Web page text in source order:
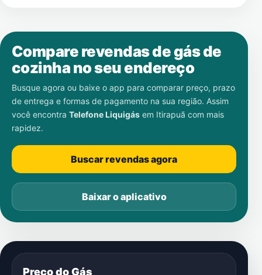
Compare revendas de gás de
cozinha no seu endereço
Busque agora ou baixe o app para comparar preço, prazo
de entrega e formas de pagamento na sua região. Assim
você encontra Telefone Liquigás em Itirapuã com mais
rapidez.
Buscar revendas agora
Baixar o aplicativo
Preço do Gás